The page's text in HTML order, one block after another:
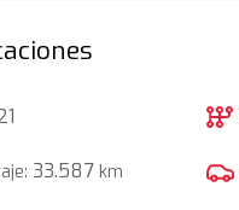
33.587 km
auto_transmission